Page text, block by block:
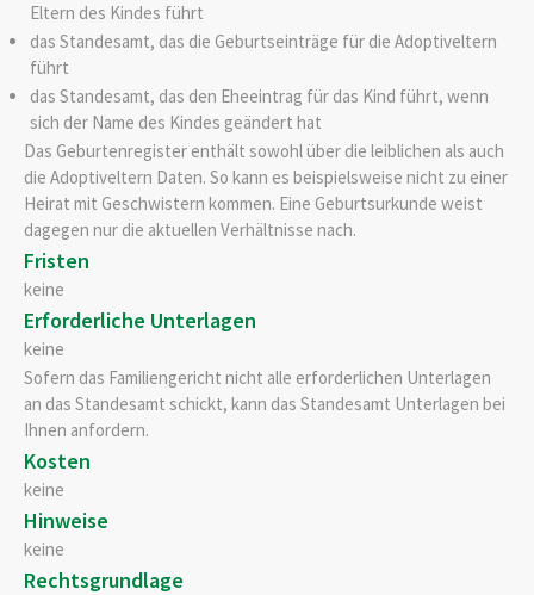
Eltern des Kindes führt
das Standesamt, das die Geburtseinträge für die Adoptiveltern
führt
das Standesamt, das den Eheeintrag für das Kind führt, wenn
sich der Name des Kindes geändert hat
Das Geburtenregister enthält sowohl über die leiblichen als auch
die Adoptiveltern Daten. So kann es beispielsweise nicht zu einer
Heirat mit Geschwistern kommen. Eine Geburtsurkunde weist
dagegen nur die aktuellen Verhältnisse nach.
Fristen
keine
Erforderliche Unterlagen
keine
Sofern das Familiengericht nicht alle erforderlichen Unterlagen
an das Standesamt schickt, kann das Standesamt Unterlagen bei
Ihnen anfordern.
Kosten
keine
Hinweise
keine
Rechtsgrundlage